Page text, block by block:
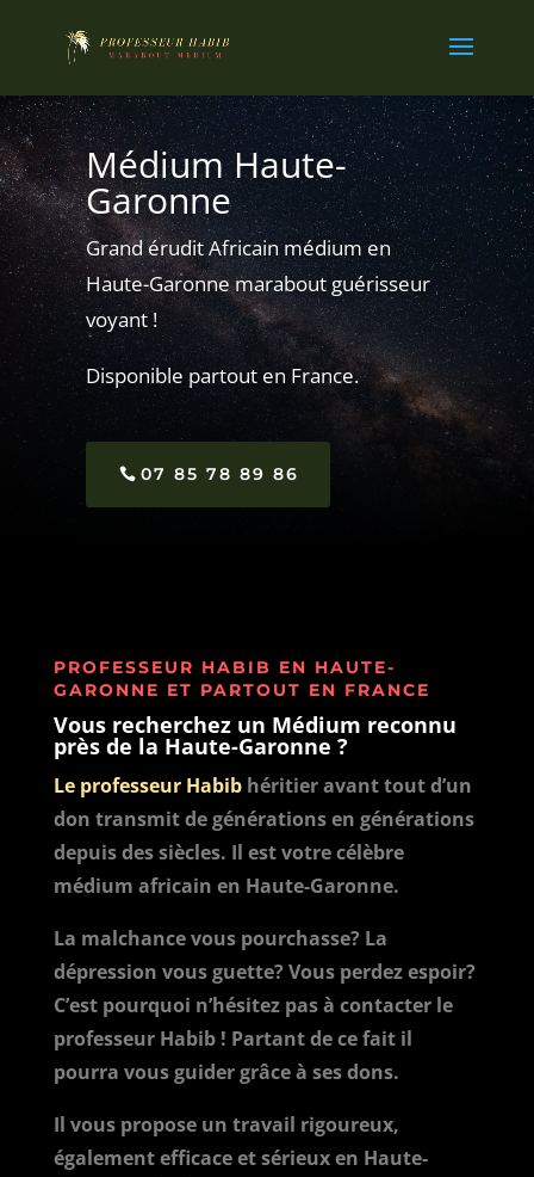
Médium Haute-
Garonne
Grand érudit Africain médium en
Haute-Garonne marabout guérisseur
voyant !
Disponible partout en France.
07 85 78 89 86
PROFESSEUR HABIB EN HAUTE-
GARONNE ET PARTOUT EN FRANCE
Vous recherchez un Médium reconnu
près de la Haute-Garonne ?
Le professeur Habibhéritier avant tout d’un
don transmit de générations en générations
depuis des siècles. Il est votre célèbre
médium africain en Haute-Garonne.
La malchance vous pourchasse? La
dépression vous guette? Vous perdez espoir?
C’est pourquoi n’hésitez pas à contacter le
professeur Habib ! Partant de ce fait il
pourra vous guider grâce à ses dons.
Il vous propose un travail rigoureux,
également efficace et sérieux en Haute-